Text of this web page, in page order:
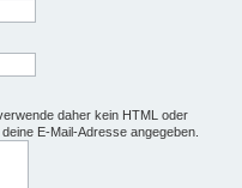
daher kein HTML oder
E-Mail-Adresse angegeben.